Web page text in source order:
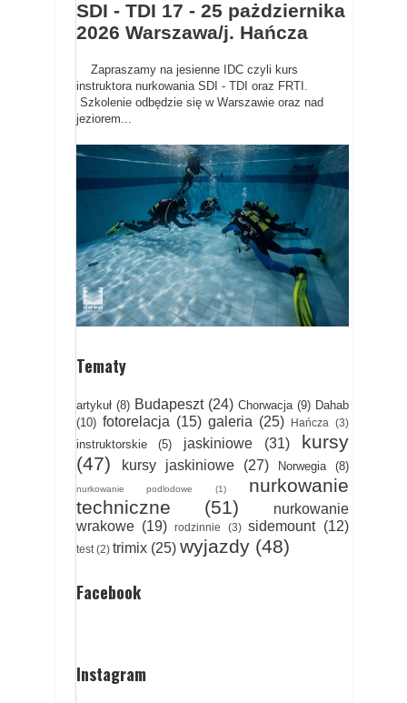
SDI - TDI 17 - 25 pażdziernika
2026 Warszawa/j. Hańcza
Zapraszamy na jesienne IDC czyli kurs
instruktora nurkowania SDI - TDI oraz FRTI.
Szkolenie odbędzie się w Warszawie oraz nad
jeziorem...
Tematy
artykuł (8) Budapeszt (24) Chorwacja (9) Dahab
(10) fotorelacja (15) galeria (25) Hańcza (3)
instruktorskie (5) jaskiniowe (31)
kursy
(47)
kursy jaskiniowe (27) Norwegia (8)
nurkowanie podlodowe (1)
nurkowanie
techniczne
(51)
nurkowanie
wrakowe (19) rodzinnie (3) sidemount (12)
test (2) trimix (25) wyjazdy (48)
Facebook
Instagram